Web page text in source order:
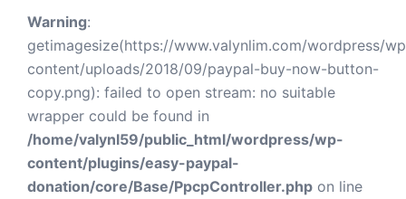
Warning:
getimagesize(https://www.valynlim.com/wordpress/
content/uploads/2018/09/paypal-buy-now-button-
copy.png): failed to open stream: no suitable
wrapper could be found in
/home/valynl59/public_html/wordpress/wp-
content/plugins/easy-paypal-
donation/core/Base/PpcpController.php on line